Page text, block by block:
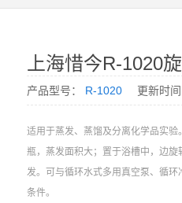
上海惜今R-1020
产品型号： R-1020 更新时间
适用于蒸发、蒸馏及分离化学品实
瓶，蒸发面积大；置于浴槽中，边
发。可与循环水式多用真空泵、循
条件。